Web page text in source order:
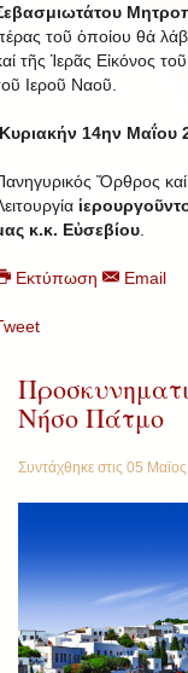
τοῦ ὁποίου θά
τῆς Ἱερᾶς Εἰκόνος
Ιεροῦ Ναοῦ.
Κυριακήν 14ην Μαΐου
Ὄρθρος καί
κ.κ. Εὐσεβίου
Εκτύπωση Email
Νήσο Πάτμο
Συντάχθηκε στις 05